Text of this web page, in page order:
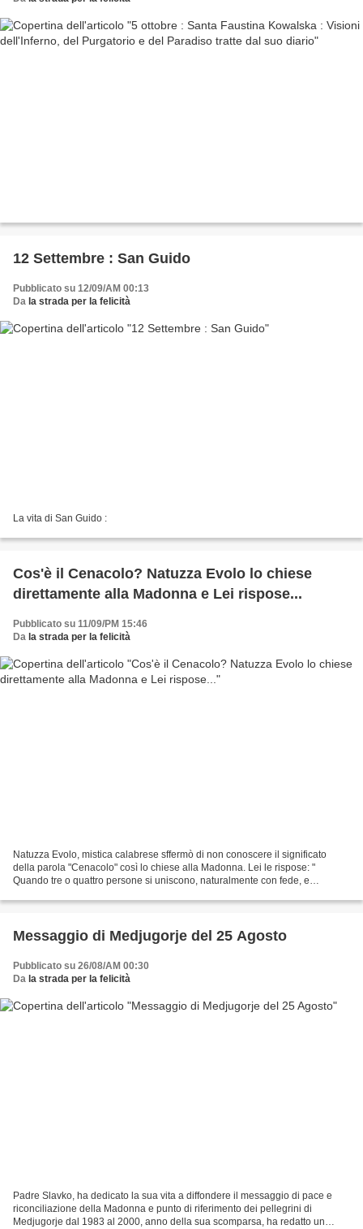
12 Settembre : San Guido
Pubblicato su 12/09/AM 00:13
Da la strada per la felicità
La vita di San Guido :
Cos'è il Cenacolo? Natuzza Evolo lo chiese
direttamente alla Madonna e Lei rispose...
Pubblicato su 11/09/PM 15:46
Da la strada per la felicità
Natuzza Evolo, mistica calabrese sffermò di non conoscere il significato
della parola "Cenacolo" così lo chiese alla Madonna. Lei le rispose: "
Quando tre o quattro persone si uniscono, naturalmente con fede, e
Messaggio di Medjugorje del 25 Agosto
Pubblicato su 26/08/AM 00:30
Da la strada per la felicità
Padre Slavko, ha dedicato la sua vita a diffondere il messaggio di pace e
riconciliazione della Madonna e punto di riferimento dei pellegrini di
Medjugorje dal 1983 al 2000, anno della sua scomparsa, ha redatto un